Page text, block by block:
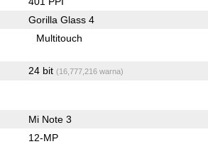
Gorilla Glass 4
Multitouch
24 bit (16,777,216 warna)
Mi Note 3
12-MP